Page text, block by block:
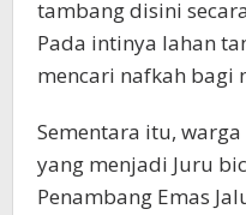
tambang disini
Pada intinya lahan
mencari nafkah bagi
Sementara itu, warga
yang menjadi Juru
Penambang Emas